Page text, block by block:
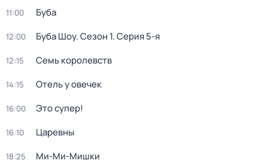
11:00 Буба
12:00 Буба Шоу. Сезон 1. Серия 5-я
12:15 Семь королевств
14:15 Отель у овечек
16:00 Это супер!
16:10 Царевны
18:25 Ми-Ми-Мишки